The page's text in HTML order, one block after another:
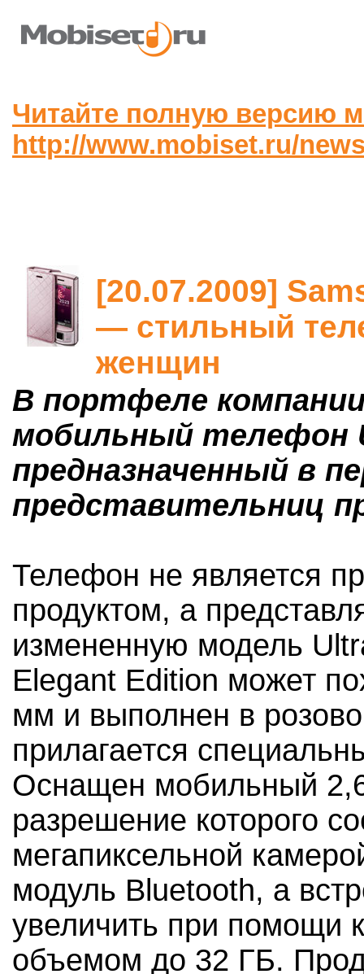
Читайте полную версию
http://www.mobiset.ru/
[20.07.2009]
— стильный
женщин
В портфеле
мобильный телефон
предназначенный в
представительниц
Телефон не является
продуктом, а
измененную модель
Elegant Edition может
мм и выполнен в
прилагается
Оснащен мобильный
разрешение которого
мегапиксельной
модуль Bluetooth, а
увеличить при помощи
объемом до 32 ГБ.